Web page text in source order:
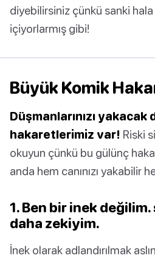
diyebilirsiniz çünkü sanki
içiyorlarmış gibi!
Büyük Komik
Düşmanlarınızı yakacak
hakaretlerimiz var! Riski
okuyun çünkü bu gülünç
anda hem canınızı yakabilir
1. Ben bir inek
daha zekiyim.
İnek olarak adlandırılmak